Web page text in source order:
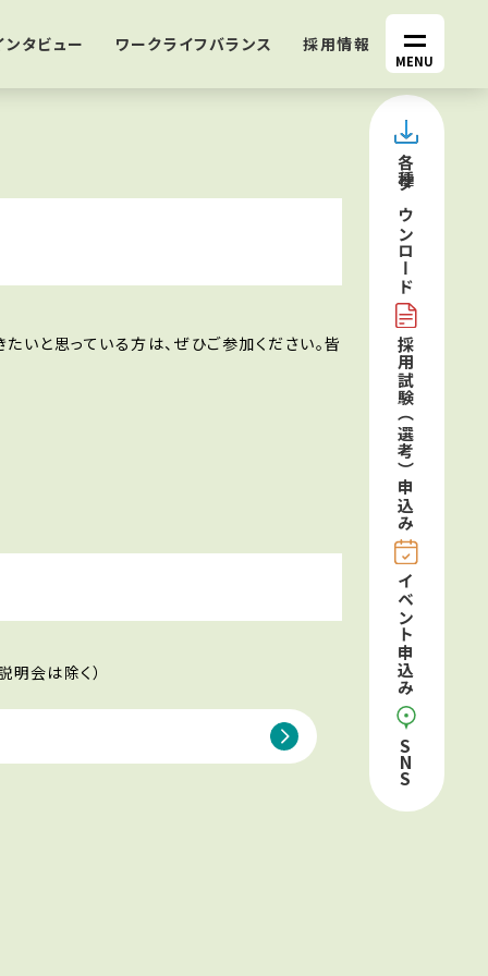
ンタビュー ワークライフバランス 採用情報
MENU
各種
ダウンロード
採用試験（選考）
申込み
イベント申込み
S
N
S
と思っている方は、ぜひご参加ください。皆
明会は除く）